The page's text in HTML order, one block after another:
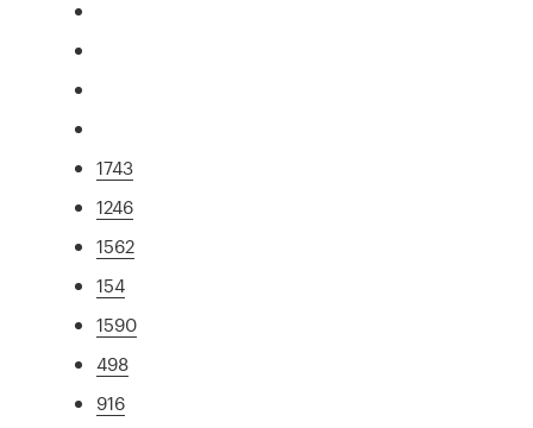
1743
1246
1562
154
1590
498
916